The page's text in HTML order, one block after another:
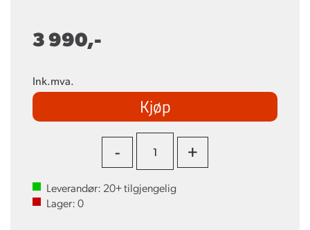
3 990,-
Ink.mva.
Kjøp
- +
Leverandør: 20+tilgjengelig
Lager:0